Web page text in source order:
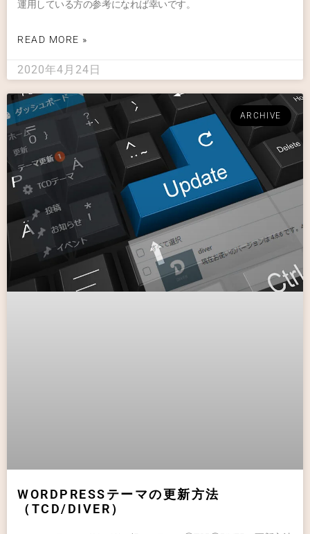
運用している方の参考になれば幸いです。
READ MORE »
2020年4月24日
ARCHIVE
WORDPRESSテーマの更新方法
（TCD/DIVER）